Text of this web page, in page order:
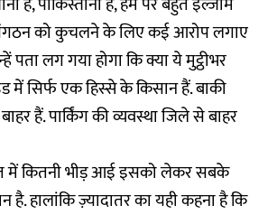
को कुचलने के लिए कई आरोप लगाए
लग गया होगा कि क्या ये मुट्ठीभर
में सिर्फ एक हिस्से के किसान हैं. बाकी
हैं. पार्किंग की व्यवस्था जिले से बाहर
में कितनी भीड़ आई इसको लेकर सबके
हालांकि ज़्यादातर का यही कहना है कि